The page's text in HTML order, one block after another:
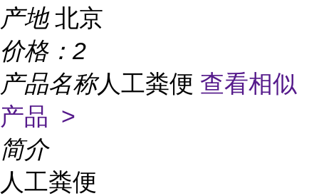
产地 北京
价格： 2
产品名称人工粪便 查看相似
产品 >
简介
人工粪便